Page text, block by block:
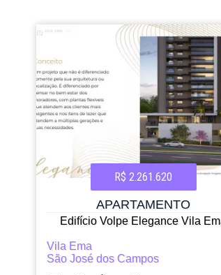
R$ 2.261.620
APARTAMENTO
Edifício Volpe Elegance Vila
Vila Ema
São José dos Campos